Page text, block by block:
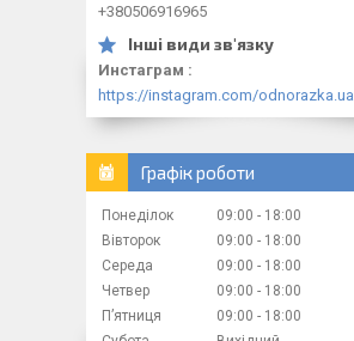
+380506916965
Инстаграм
https://instagram.com/odnorazka.ua
Графік роботи
Понеділок 09:00
18:00
Вівторок
09:00
18:00
Середа
09:00
18:00
Четвер
09:00
18:00
Пʼятниця
09:00
18:00